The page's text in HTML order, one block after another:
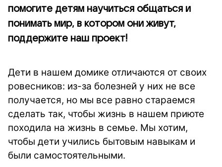
помогите детям научиться общаться и
понимать мир, в котором они живут,
поддержите наш проект!
Дети в нашем домике отличаются от своих
ровесников: из-за болезней у них не все
получается, но мы все равно стараемся
сделать так, чтобы жизнь в нашем приюте
походила на жизнь в семье. Мы хотим,
чтобы дети учились бытовым навыкам и
были самостоятельными.